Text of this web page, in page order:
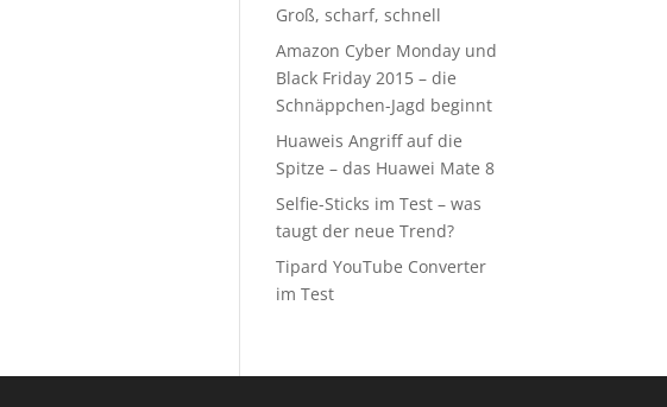
Groß, scharf, schnell
Amazon Cyber Monday und
Black Friday 2015 – die
Schnäppchen-Jagd beginnt
Huaweis Angriff auf die
Spitze – das Huawei Mate 8
Selfie-Sticks im Test – was
taugt der neue Trend?
Tipard YouTube Converter
im Test